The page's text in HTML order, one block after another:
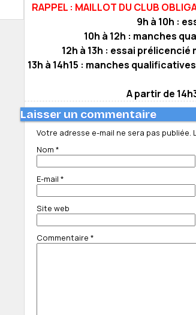
RAPPEL : MAILLOT DU CLUB
9h à 10h :
10h à 12h : manches
12h à 13h : essai
13h à 14h15 : manches
A partir de
Laisser un commentaire
Votre adresse e-mail ne sera pas publiée.
Nom *
E-mail *
Site web
Commentaire *